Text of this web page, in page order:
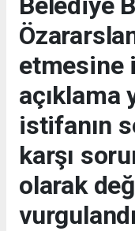
etmesine
açıklama
istifanın
karşı
olarak